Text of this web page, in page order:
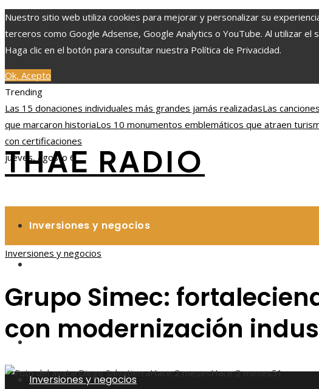
Nuestro sitio web utiliza cookies para mejorar y personalizar su
terceros como Google Adsense, Google Analytics o YouTube. Al utilizar
Haga clic en el botón para consultar nuestra Política de Privacidad.
Ok, Acepto
Trending
Las 15 donaciones individuales más grandes jamás realizadasLas
que marcaron historiaLos 10 monumentos emblemáticos que atraen
con certificaciones
jueves, agosto 6
THAE RADIO
Inversiones y negocios
Ciencia y tecnología
Cultura y ocio
Inversiones y negocios
Inversiones y negocios
Grupo Simec:
con modernización
Diego SalvatierraHace 2 mesesHace 2 meses51